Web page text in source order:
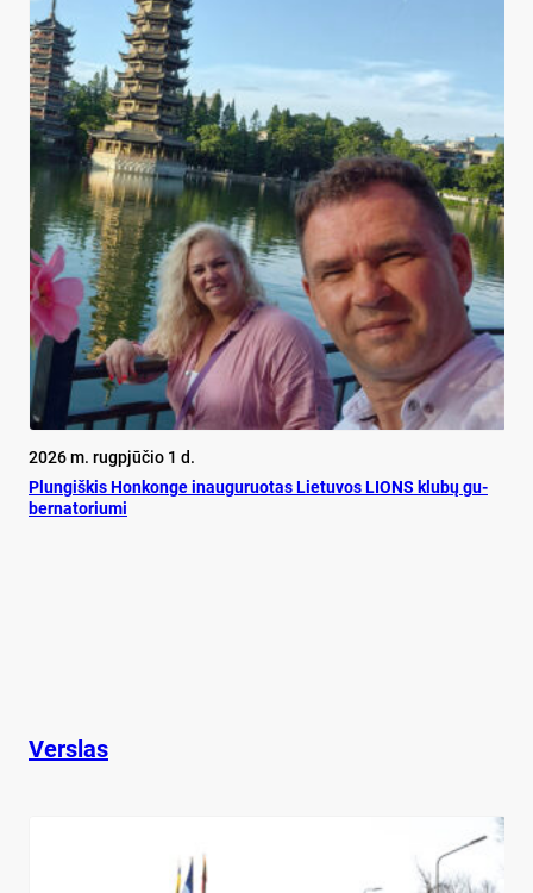
2026 m. rugpjūčio 1 d.
Plun­giš­kis Hon­kon­ge inau­gu­ruo­tas Lie­tu­vos LIONS klu­bų gu­
ber­na­to­riu­mi
Verslas